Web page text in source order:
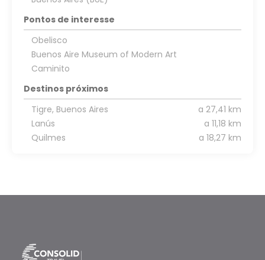
Pontos de interesse
Obelisco
Buenos Aire Museum of Modern Art
Caminito
Destinos próximos
Tigre, Buenos Aires
a 27,41 km
Lanús
a 11,18 km
Quilmes
a 18,27 km